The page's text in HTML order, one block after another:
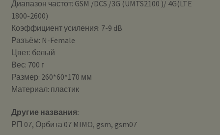
Диапазон частот: GSM /DCS /3G (UMTS2100 )/ 4G(LTE
1800-2600)
Коэффициент усиления: 7-9 dB
Разъём: N-Female
Цвет: белый
Вес: 700 г
Размер: 260*60*170 мм
Материал: пластик
Другие названия:
РП 07, Орбита 07 MIMO, gsm, gsm07